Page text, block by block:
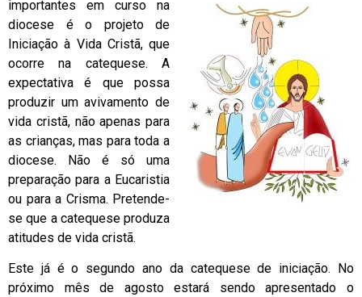
importantes em curso na
diocese é o projeto de
Iniciação à Vida Cristã, que
ocorre na catequese. A
expectativa é que possa
produzir um avivamento de
vida cristã, não apenas para
as crianças, mas para toda a
diocese. Não é só uma
preparação para a Eucaristia
ou para a Crisma. Pretende-
se que a catequese produza
atitudes de vida cristã.
Este já é o segundo ano da catequese de iniciação. No
próximo mês de agosto estará sendo apresentado o